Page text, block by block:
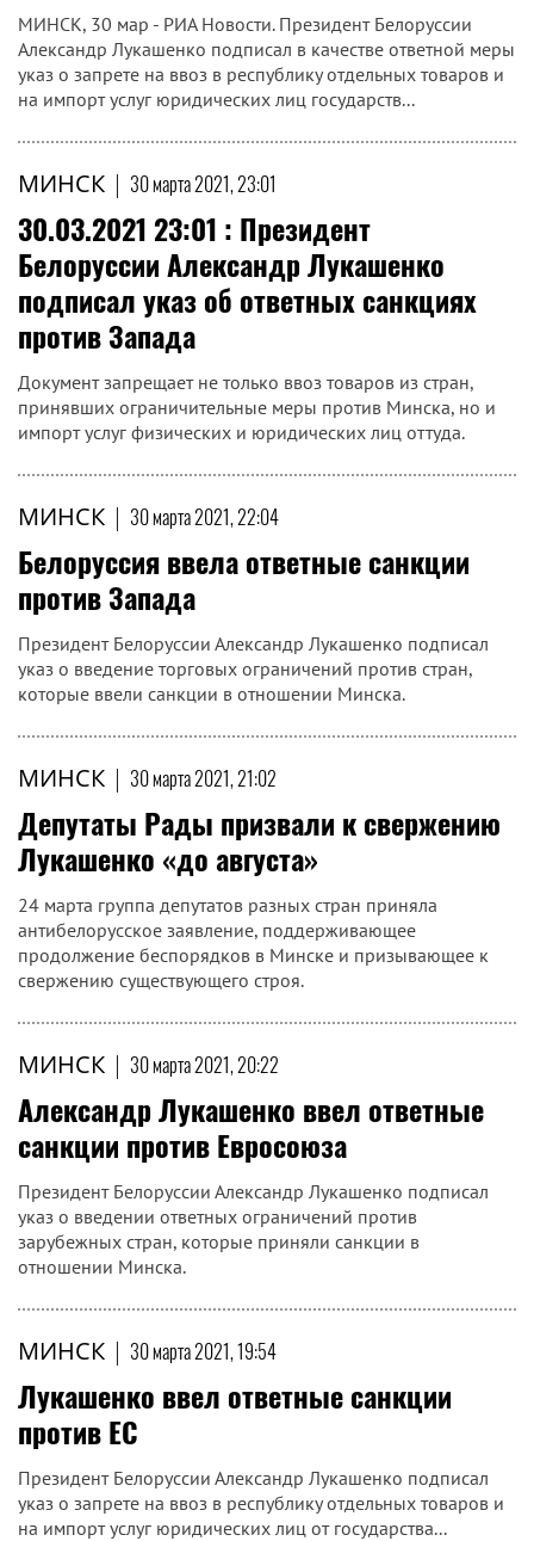
МИНСК, 30 мар - РИА Новости. Президент Белоруссии
Александр Лукашенко подписал в качестве ответной меры
указ о запрете на ввоз в республику отдельных товаров и
на импорт услуг юридических лиц государств...
МИНСК | 30 марта 2021, 23:01
30.03.2021 23:01 : Президент
Белоруссии Александр Лукашенко
подписал указ об ответных санкциях
против Запада
Документ запрещает не только ввоз товаров из стран,
принявших ограничительные меры против Минска, но и
импорт услуг физических и юридических лиц оттуда.
МИНСК | 30 марта 2021, 22:04
Белоруссия ввела ответные санкции
против Запада
Президент Белоруссии Александр Лукашенко подписал
указ о введение торговых ограничений против стран,
которые ввели санкции в отношении Минска.
МИНСК | 30 марта 2021, 21:02
Депутаты Рады призвали к свержению
Лукашенко «до августа»
24 марта группа депутатов разных стран приняла
антибелорусское заявление, поддерживающее
продолжение беспорядков в Минске и призывающее к
свержению существующего строя.
МИНСК | 30 марта 2021, 20:22
Александр Лукашенко ввел ответные
санкции против Евросоюза
Президент Белоруссии Александр Лукашенко подписал
указ о введении ответных ограничений против
зарубежных стран, которые приняли санкции в
отношении Минска.
МИНСК | 30 марта 2021, 19:54
Лукашенко ввел ответные санкции
против ЕС
Президент Белоруссии Александр Лукашенко подписал
указ о запрете на ввоз в республику отдельных товаров и
на импорт услуг юридических лиц от государства...